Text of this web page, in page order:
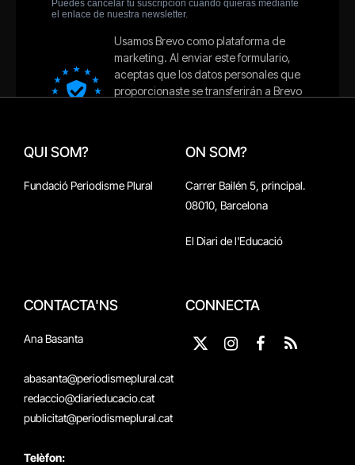
QUI SOM?
Fundació Periodisme Plural
ON SOM?
Carrer Bailén 5, principal.
08010, Barcelona
El Diari de l'Educació
CONTACTA'NS
Ana Basanta
abasanta@periodismeplural.cat
redaccio@diarieducacio.cat
publicitat@periodismeplural.cat
Telèfon:
CONNECTA
X
InstagramFacebook
RSS